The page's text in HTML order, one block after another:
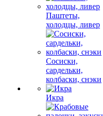
Паштеты,
холодцы, ливер
Сосиски,
сардельки,
колбаски, снэки
Икра